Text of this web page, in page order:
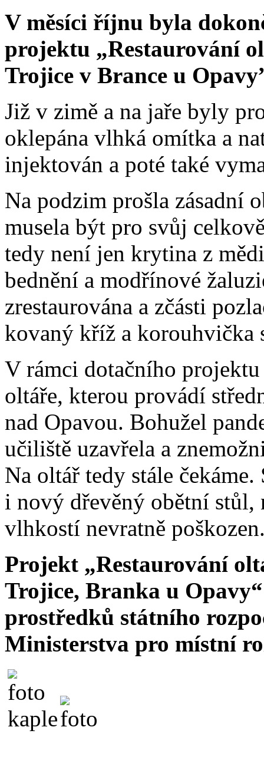
V měsíci říjnu byla
projektu „Restaurování
Trojice v Brance u
Již v zimě a na jaře byly
oklepána vlhká omítka a
injektován a poté také
Na podzim prošla zásadní
musela být pro svůj
tedy není jen krytina z
bednění a modřínové
zrestaurována a zčásti
kovaný kříž a korouhvička
V rámci dotačního
oltáře, kterou provádí
nad Opavou. Bohužel
učiliště uzavřela a
Na oltář tedy stále
i nový dřevěný obětní
vlhkostí nevratně
Projekt „Restaurování
Trojice, Branka u
prostředků státního
Ministerstva pro místní